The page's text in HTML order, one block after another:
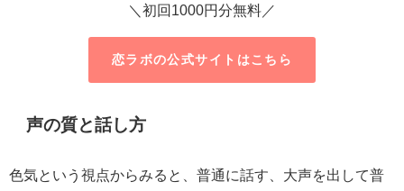
＼初回1000円分無料／
恋ラボの公式サイトはこちら
声の質と話し方
色気という視点からみると、普通に話す、大声を出して普